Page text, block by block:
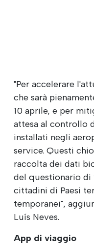
"Per accelerare
che sarà
10 aprile, e per
attesa al controllo
installati negli
service. Questi
raccolta dei dati
del questionario di
cittadini di Paesi
temporanei",
Luís Neves.
App di viaggio